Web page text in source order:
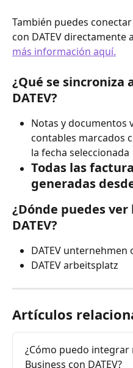
También puedes
con DATEV directamente
más información aquí.
¿Qué se
DATEV?
Notas y documentos
contables marcados
la fecha seleccionada
Todas las
generadas
¿Dónde puedes
DATEV?
DATEV unternehmen
DATEV arbeitsplatz
Artículos
¿Cómo puedo integrar
Business con DATEV?